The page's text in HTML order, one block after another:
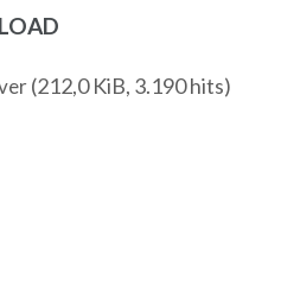
(212,0 KiB, 3.190 hits)